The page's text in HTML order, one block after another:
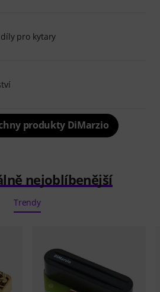
pro kytary
produkty DiMarzio
nejoblíbenější
Trendy